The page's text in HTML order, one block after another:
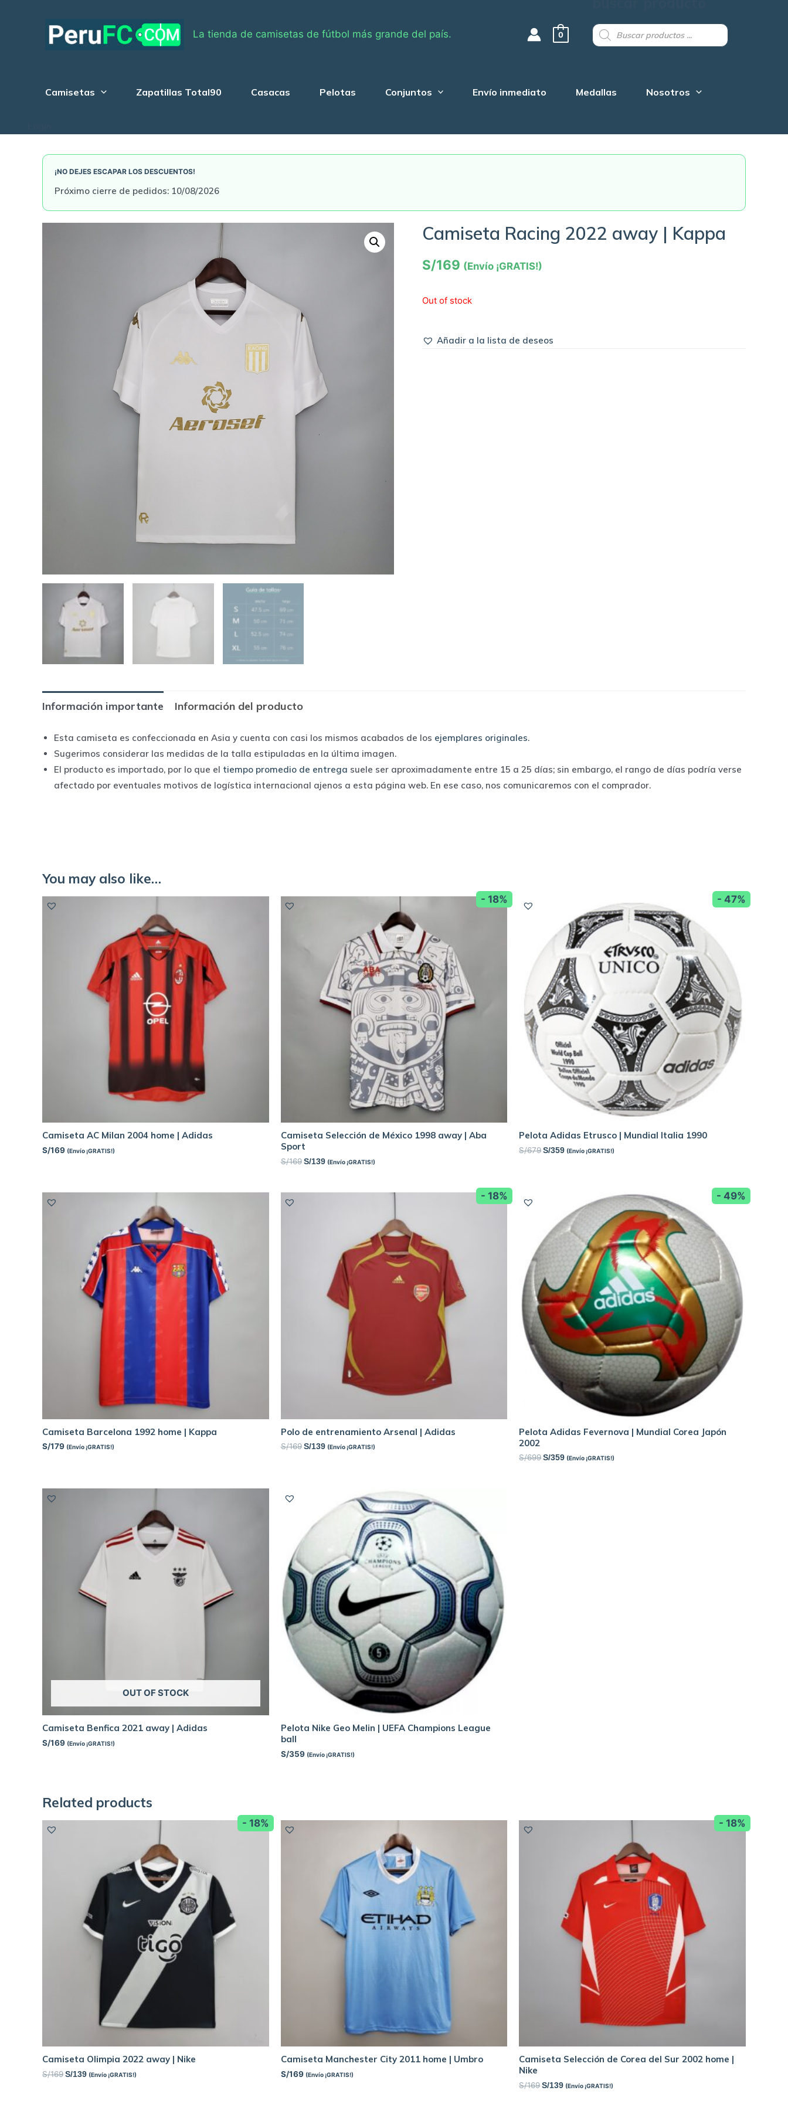
La tienda de camisetas de fútbol más grande del país. 0
Products
search
Camisetas Zapatillas Total90 Casacas Pelotas Conjuntos Envío inmediato Medallas Nosotros
¡NO DEJES ESCAPAR LOS DESCUENTOS!
Próximo cierre de pedidos: 10/08/2026
Camiseta Racing 2022 away | Kappa
S/169 (Envío ¡GRATIS!)
Out of stock
Añadir a la lista de deseos
Información importante Información del producto
Esta camiseta es confeccionada en Asia y cuenta con casi los mismos acabados de los ejemplares originales.
Sugerimos considerar las medidas de la talla estipuladas en la última imagen.
El producto es importado, por lo que el tiempo promedio de entrega suele ser aproximadamente entre 15 a 25 días; sin embargo, el rango de días podría verse
afectado por eventuales motivos de logística internacional ajenos a esta página web. En ese caso, nos comunicaremos con el comprador.
You may also like…
Camiseta AC Milan 2004 home | Adidas
S/169 (Envío ¡GRATIS!)
- 18%
Camiseta Selección de México 1998 away | Aba
Sport
S/169 S/139 (Envío ¡GRATIS!)
- 47%
Pelota Adidas Etrusco | Mundial Italia 1990
S/679 S/359 (Envío ¡GRATIS!)
Camiseta Barcelona 1992 home | Kappa
S/179 (Envío ¡GRATIS!)
- 18%
Polo de entrenamiento Arsenal | Adidas
S/169 S/139 (Envío ¡GRATIS!)
- 49%
Pelota Adidas Fevernova | Mundial Corea Japón
2002
S/699 S/359 (Envío ¡GRATIS!)
OUT OF STOCK
Camiseta Benfica 2021 away | Adidas
S/169 (Envío ¡GRATIS!)
Pelota Nike Geo Melin | UEFA Champions League
ball
S/359 (Envío ¡GRATIS!)
Related products
- 18%
Camiseta Olimpia 2022 away | Nike
S/169 S/139 (Envío ¡GRATIS!)
Camiseta Manchester City 2011 home | Umbro
S/169 (Envío ¡GRATIS!)
- 18%
Camiseta Selección de Corea del Sur 2002 home |
Nike
S/169 S/139 (Envío ¡GRATIS!)